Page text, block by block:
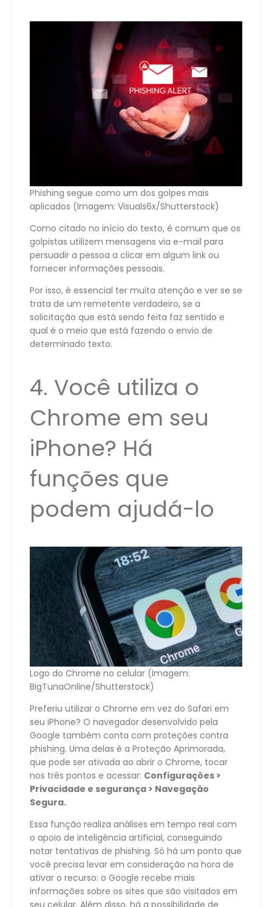
Phishing segue como um dos golpes mais
aplicados (Imagem: Visuals6x/Shutterstock)
Como citado no início do texto, é comum que os
golpistas utilizem mensagens via e-mail para
persuadir a pessoa a clicar em algum link ou
fornecer informações pessoais.
Por isso, é essencial ter muita atenção e ver se se
trata de um remetente verdadeiro, se a
solicitação que está sendo feita faz sentido e
qual é o meio que está fazendo o envio de
determinado texto.
4. Você utiliza o
Chrome em seu
iPhone? Há
funções que
podem ajudá-lo
Logo do Chrome no celular (Imagem:
BigTunaOnline/Shutterstock)
Preferiu utilizar o Chrome em vez do Safari em
seu iPhone? O navegador desenvolvido pela
Google também conta com proteções contra
phishing. Uma delas é a Proteção Aprimorada,
que pode ser ativada ao abrir o Chrome, tocar
nos três pontos e acessar: Configurações >
Privacidade e segurança > Navegação
Segura.
Essa função realiza análises em tempo real com
o apoio de inteligência artificial, conseguindo
notar tentativas de phishing. Só há um ponto que
você precisa levar em consideração na hora de
ativar o recurso: o Google recebe mais
informações sobre os sites que são visitados em
seu celular. Além disso, há a possibilidade de